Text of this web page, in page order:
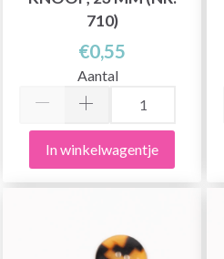
710)
€0,55
Aantal
In winkelwagentje